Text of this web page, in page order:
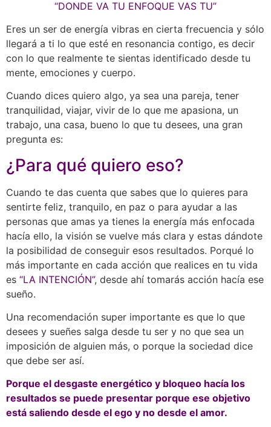
“DONDE VA TU ENFOQUE VAS TU”
Eres un ser de energía vibras en cierta frecuencia y sólo
llegará a ti lo que esté en resonancia contigo, es decir
con lo que realmente te sientas identificado desde tu
mente, emociones y cuerpo.
Cuando dices quiero algo, ya sea una pareja, tener
tranquilidad, viajar, vivir de lo que me apasiona, un
trabajo, una casa, bueno lo que tu desees, una gran
pregunta es:
¿Para qué quiero eso?
Cuando te das cuenta que sabes que lo quieres para
sentirte feliz, tranquilo, en paz o para ayudar a las
personas que amas ya tienes la energía más enfocada
hacía ello, la visión se vuelve más clara y estas dándote
la posibilidad de conseguir esos resultados. Porqué lo
más importante en cada acción que realices en tu vida
es “LA INTENCIÓN”, desde ahí tomarás acción hacía ese
sueño.
Una recomendación super importante es que lo que
desees y sueñes salga desde tu ser y no que sea un
imposición de alguien más, o porque la sociedad dice
que debe ser así.
Porque el desgaste energético y bloqueo hacía los
resultados se puede presentar porque ese objetivo
está saliendo desde el ego y no desde el amor.